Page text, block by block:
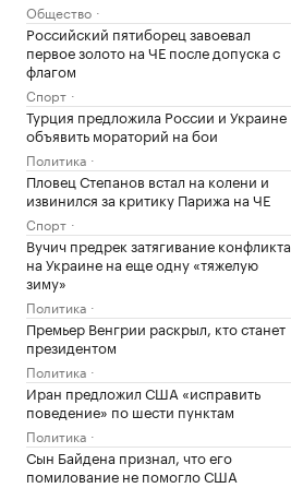
Общество
Российский пятиборец завоевал
первое золото на ЧЕ после допуска с
флагом
Спорт
Турция предложила России и Украине
объявить мораторий на бои
Политика
Пловец Степанов встал на колени и
извинился за критику Парижа на ЧЕ
Спорт
Вучич предрек затягивание конфликта
на Украине на еще одну «тяжелую
зиму»
Политика
Премьер Венгрии раскрыл, кто станет
президентом
Политика
Иран предложил США «исправить
поведение» по шести пунктам
Политика
Сын Байдена признал, что его
помилование не помогло США